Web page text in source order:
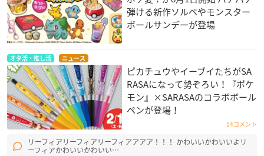
弾ける新作ソルベやモンスター
ボールサンデーが登場
オタ活・推し活 ニュース
ピカチュウやイーブイたちがSA
RASAになって勢ぞろい！『ポケ
モン』×SARASAのコラボボール
ペンが登場！
14コメント
リーフィアリーフィアリーフィアアアア！！！ かわいいかわいいよリ
ーフィアかわいいかわいい…